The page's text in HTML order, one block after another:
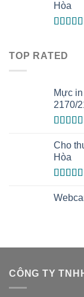
Hòa
sao
TOP RATED
Mực
2170/
hạng
sao
Cho
Hòa
hạng
CÔNG TY